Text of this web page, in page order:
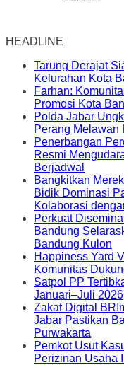
HEADLINE
Tarung Derajat
Kelurahan Kota
Farhan:
Promosi Kota
Polda Jabar
Perang Melawan
Penerbangan
Resmi
Berjadwal
Bangkitkan
Bidik Dominasi
Kolaborasi
Perkuat
Bandung
Bandung Kulon
Happiness Yard
Komunitas
Satpol PP
Januari–Juli 2026
Zakat Digital
Jabar Pastikan
Purwakarta
Pemkot Usut
Perizinan Usaha